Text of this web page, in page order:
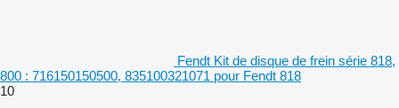
Fendt Kit de disque de frein série 818,
800 : 716150150500, 835100321071 pour Fendt 818
10